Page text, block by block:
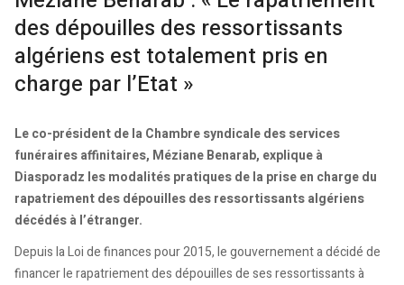
des dépouilles des ressortissants
algériens est totalement pris en
charge par l’Etat »
Le co-président de la Chambre syndicale des services
funéraires affinitaires, Méziane Benarab, explique à
Diasporadz les modalités pratiques de la prise en charge du
rapatriement des dépouilles des ressortissants algériens
décédés à l’étranger.
Depuis la Loi de finances pour 2015, le gouvernement a décidé de
financer le rapatriement des dépouilles de ses ressortissants à